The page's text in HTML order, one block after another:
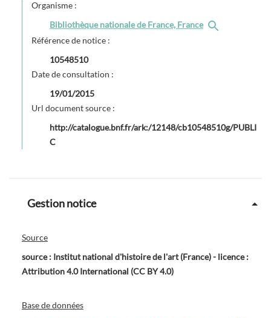
Organisme :
Bibliothèque nationale de France, France
Référence de notice :
10548510
Date de consultation :
19/01/2015
Url document source :
http://catalogue.bnf.fr/ark:/12148/cb10548510g/PUBLI
C
Gestion notice
Source
source : Institut national d'histoire de l'art (France) - licence :
Attribution 4.0 International (CC BY 4.0)
Base de données